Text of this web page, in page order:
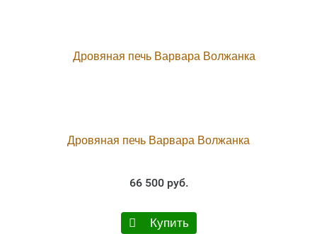
Дровяная печь Варвара Волжанка
66 500 руб.
Купить